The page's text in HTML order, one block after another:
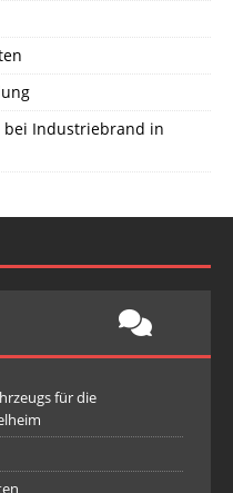
Industriebrand in
für die